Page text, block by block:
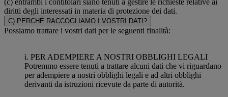
diritti degli interessati in materia di protezione dei dati.
C) PERCHÉ RACCOGLIAMO I VOSTRI DATI?
Possiamo trattare i vostri dati per le seguenti finalità:
i. PER ADEMPIERE A NOSTRI OBBLIGHI LEGALI
Potremmo essere tenuti a trattare alcuni dati che vi riguardano
per adempiere a nostri obblighi legali e ad altri obblighi
derivanti da istruzioni ricevute da parte di autorità.